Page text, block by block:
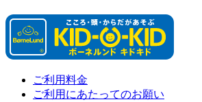
ご利用料金
ご利用にあたってのお願い